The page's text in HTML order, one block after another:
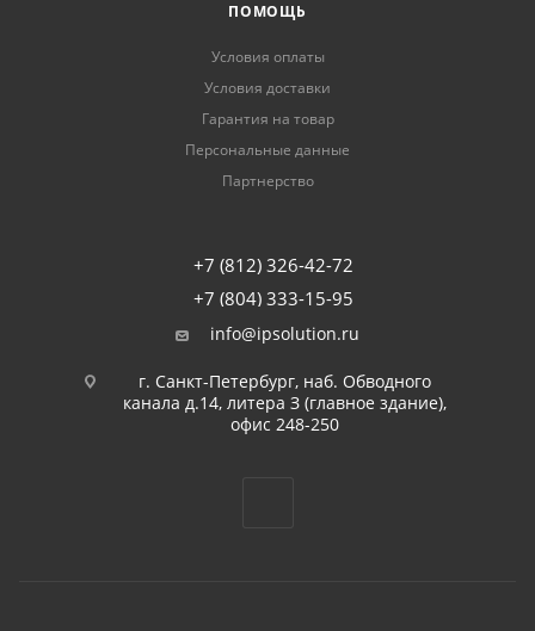
ПОМОЩЬ
Условия оплаты
Условия доставки
Гарантия на товар
Персональные данные
Партнерство
+7 (812) 326-42-72
+7 (804) 333-15-95
info@ipsolution.ru
г. Санкт-Петербург, наб. Обводного
канала д.14, литера З (главное здание),
офис 248-250